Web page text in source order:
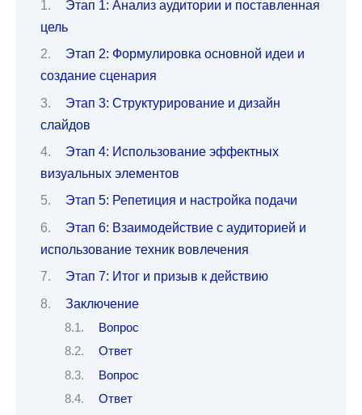
Этап 1: Анализ аудитории и поставленная
цель
Этап 2: Формулировка основной идеи и
создание сценария
Этап 3: Структурирование и дизайн
слайдов
Этап 4: Использование эффектных
визуальных элементов
Этап 5: Репетиция и настройка подачи
Этап 6: Взаимодействие с аудиторией и
использование техник вовлечения
Этап 7: Итог и призыв к действию
Заключение
Вопрос
Ответ
Вопрос
Ответ